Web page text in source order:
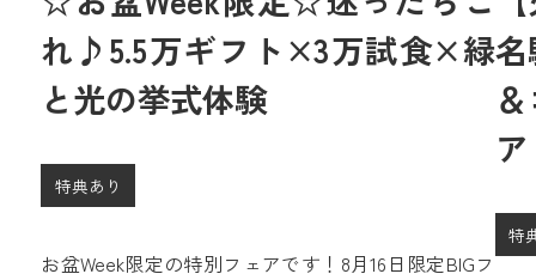
れ♪5.5万ギフト×3万試食×緑
と光の挙式体験
特典あり
お盆Week限定の特別フェアです！8月16日限定BIGフ
ア
特